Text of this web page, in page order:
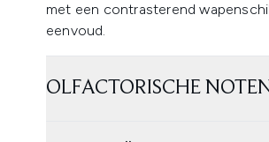
met een contrasterend
eenvoud.
OLFACTORISCHE